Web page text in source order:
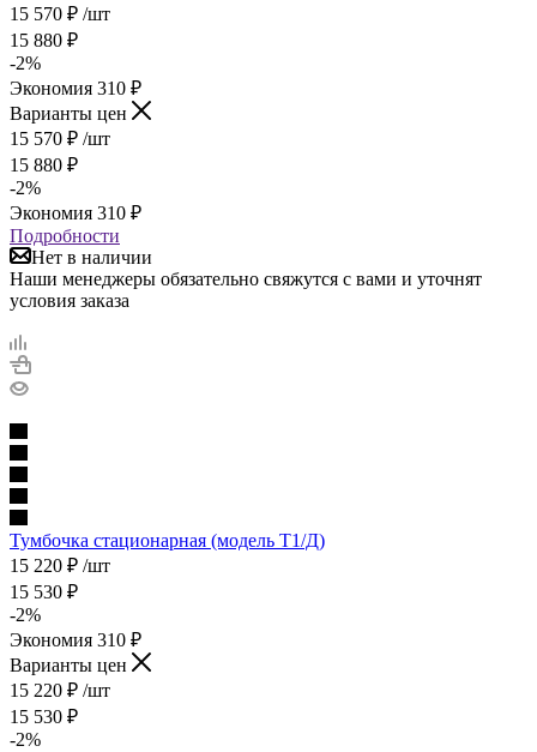
15 570 ₽ /шт
15 880 ₽
-2%
Экономия 310 ₽
Варианты цен
15 570 ₽ /шт
15 880 ₽
-2%
Экономия 310 ₽
Подробности
Нет в наличии
Наши менеджеры обязательно свяжутся с вами и уточнят
условия заказа
Тумбочка стационарная (модель Т1/Д)
15 220 ₽ /шт
15 530 ₽
-2%
Экономия 310 ₽
Варианты цен
15 220 ₽ /шт
15 530 ₽
-2%